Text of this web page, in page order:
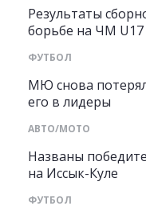
Результаты
борьбе на ЧМ U17
ФУТБОЛ
МЮ снова
его в лидеры
АВТО/МОТО
Названы
на Иссык-Куле
ФУТБОЛ